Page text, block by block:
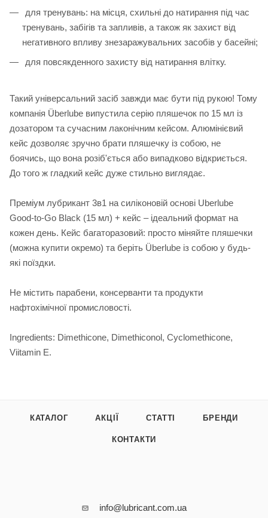
для тренувань: на місця, схильні до натирання під час
тренувань, забігів та запливів, а також як захист від
негативного впливу знезаражувальних засобів у басейні;
для повсякденного захисту від натирання влітку.
Такий універсальний засіб завжди має бути під рукою! Тому
компанія Überlube випустила серію пляшечок по 15 мл із
дозатором та сучасним лаконічним кейсом. Алюмінієвий
кейс дозволяє зручно брати пляшечку із собою, не
боячись, що вона розіб'ється або випадково відкриється.
До того ж гладкий кейс дуже стильно виглядає.
Преміум лубрикант 3в1 на силіконовій основі Uberlube
Good-to-Go Black (15 мл) + кейс – ідеальний формат на
кожен день. Кейс багаторазовий: просто міняйте пляшечки
(можна купити окремо) та беріть Überlube із собою у будь-
які поїздки.
Не містить парабени, консерванти та продукти
нафтохімічної промисловості.
Ingredients: Dimethicone, Dimethiconol, Cyclomethicone,
Viitamin E.
КАТАЛОГ АКЦІЇ СТАТТІ БРЕНДИ
КОНТАКТИ
info@lubricant.com.ua